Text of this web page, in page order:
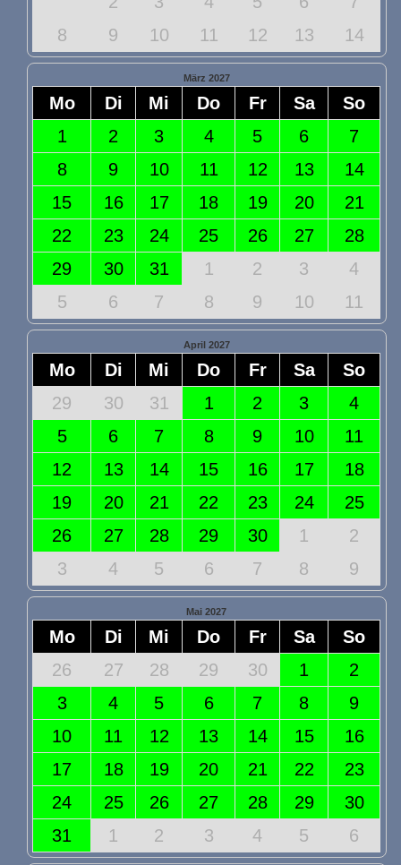
8
9 10 11 12 13 14
März 2027
Mo Di Mi Do Fr Sa
So
1
2 3 4 5 6
7
8
9 10 11 12 13
14
15
16 17 18 19 20
21
22
23 24 25 26 27
28
29
30 31 1 2 3
4
5
6 7 8 9 10 11
April 2027
Mo Di Mi Do Fr Sa
So
29
30 31 1 2 3
4
5
6 7 8 9 10
11
12
13 14 15 16 17
18
19
20 21 22 23 24
25
26
27 28 29 30 1
2
3
4 5 6 7 8 9
Mai 2027
Mo Di Mi Do Fr Sa
So
26
27 28 29 30 1
2
3
4 5 6 7 8
9
10
11 12 13 14 15
16
17
18 19 20 21 22
23
24
25 26 27 28 29
30
31
1 2 3 4 5 6